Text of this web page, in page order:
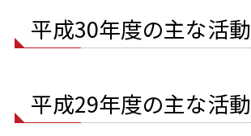
平成30年度の主な活動
平成29年度の主な活動